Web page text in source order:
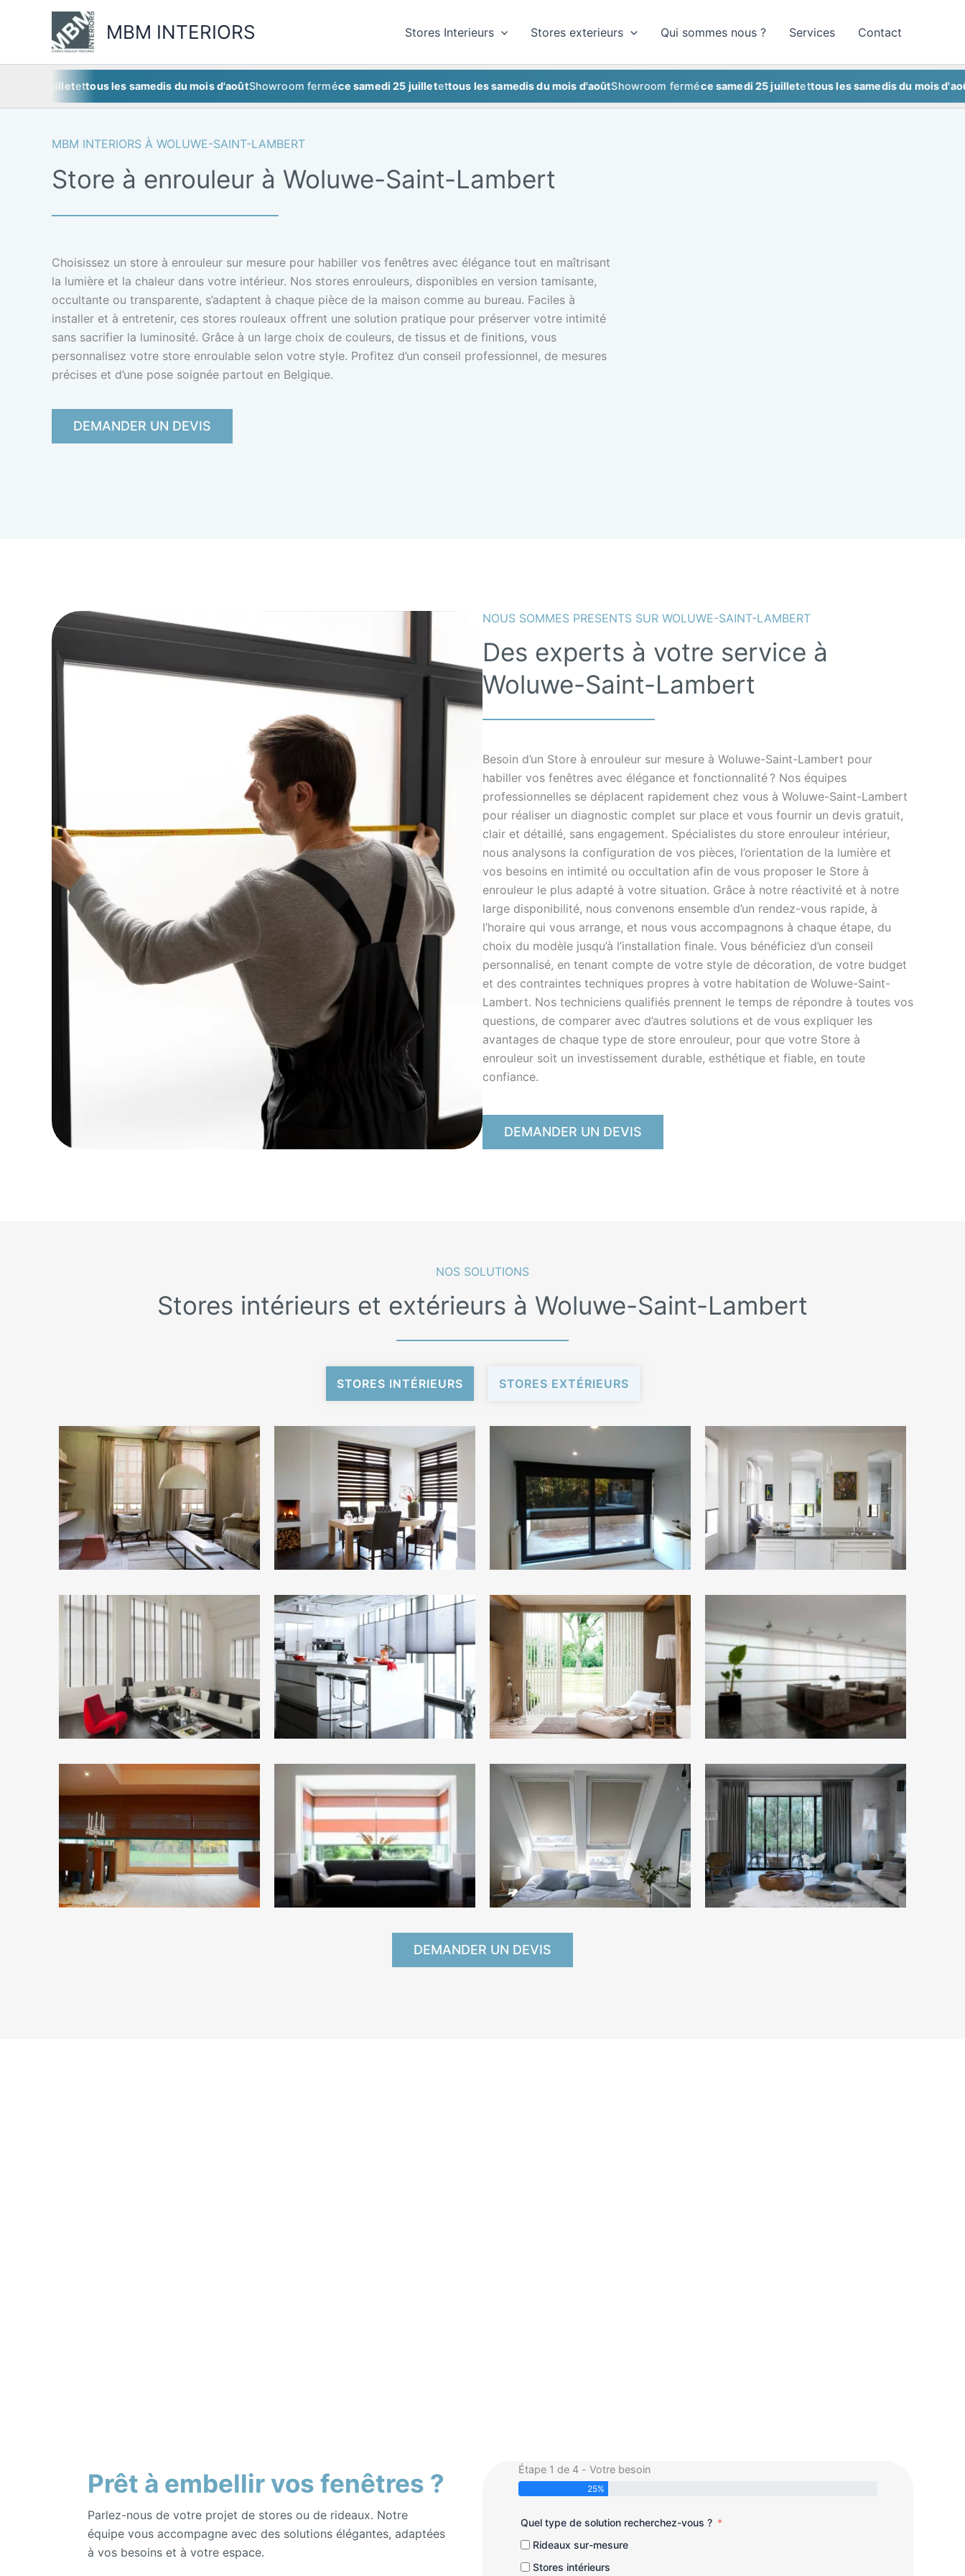
MBM INTERIORS Stores Interieurs Stores exterieurs Qui sommes nous ? Services Contact
tous les samedis du mois d'aoûtShowroom fermé ce samedi 25 juilletettous les samedis du mois d'août Showroom fermé ce samedi 25 juilletettous les samedis du mois d'août
MBM INTERIORS À WOLUWE-SAINT-LAMBERT
Store à enrouleur à Woluwe-Saint-Lambert
Choisissez un store à enrouleur sur mesure pour habiller vos fenêtres avec élégance tout en maîtrisant
la lumière et la chaleur dans votre intérieur. Nos stores enrouleurs, disponibles en version tamisante,
occultante ou transparente, s’adaptent à chaque pièce de la maison comme au bureau. Faciles à
installer et à entretenir, ces stores rouleaux offrent une solution pratique pour préserver votre intimité
sans sacrifier la luminosité. Grâce à un large choix de couleurs, de tissus et de finitions, vous
personnalisez votre store enroulable selon votre style. Profitez d’un conseil professionnel, de mesures
précises et d’une pose soignée partout en Belgique.
DEMANDER UN DEVIS
NOUS SOMMES PRESENTS SUR WOLUWE-SAINT-LAMBERT
Des experts à votre service à
Woluwe-Saint-Lambert
Besoin d’un Store à enrouleur sur mesure à Woluwe-Saint-Lambert pour
habiller vos fenêtres avec élégance et fonctionnalité ? Nos équipes
professionnelles se déplacent rapidement chez vous à Woluwe-Saint-Lambert
pour réaliser un diagnostic complet sur place et vous fournir un devis gratuit,
clair et détaillé, sans engagement. Spécialistes du store enrouleur intérieur,
nous analysons la configuration de vos pièces, l’orientation de la lumière et
vos besoins en intimité ou occultation afin de vous proposer le Store à
enrouleur le plus adapté à votre situation. Grâce à notre réactivité et à notre
large disponibilité, nous convenons ensemble d’un rendez-vous rapide, à
l’horaire qui vous arrange, et nous vous accompagnons à chaque étape, du
choix du modèle jusqu’à l’installation finale. Vous bénéficiez d’un conseil
personnalisé, en tenant compte de votre style de décoration, de votre budget
et des contraintes techniques propres à votre habitation de Woluwe-Saint-
Lambert. Nos techniciens qualifiés prennent le temps de répondre à toutes vos
questions, de comparer avec d’autres solutions et de vous expliquer les
avantages de chaque type de store enrouleur, pour que votre Store à
enrouleur soit un investissement durable, esthétique et fiable, en toute
confiance.
DEMANDER UN DEVIS
NOS SOLUTIONS
Stores intérieurs et extérieurs à Woluwe-Saint-Lambert
STORES INTÉRIEURS STORES EXTÉRIEURS
DEMANDER UN DEVIS
Prêt à embellir vos fenêtres ?
Parlez-nous de votre projet de stores ou de rideaux. Notre
équipe vous accompagne avec des solutions élégantes, adaptées
à vos besoins et à votre espace.
Étape 1 de 4 - Votre besoin
25%
Quel type de solution recherchez-vous ?
Rideaux sur-mesure
Stores intérieurs